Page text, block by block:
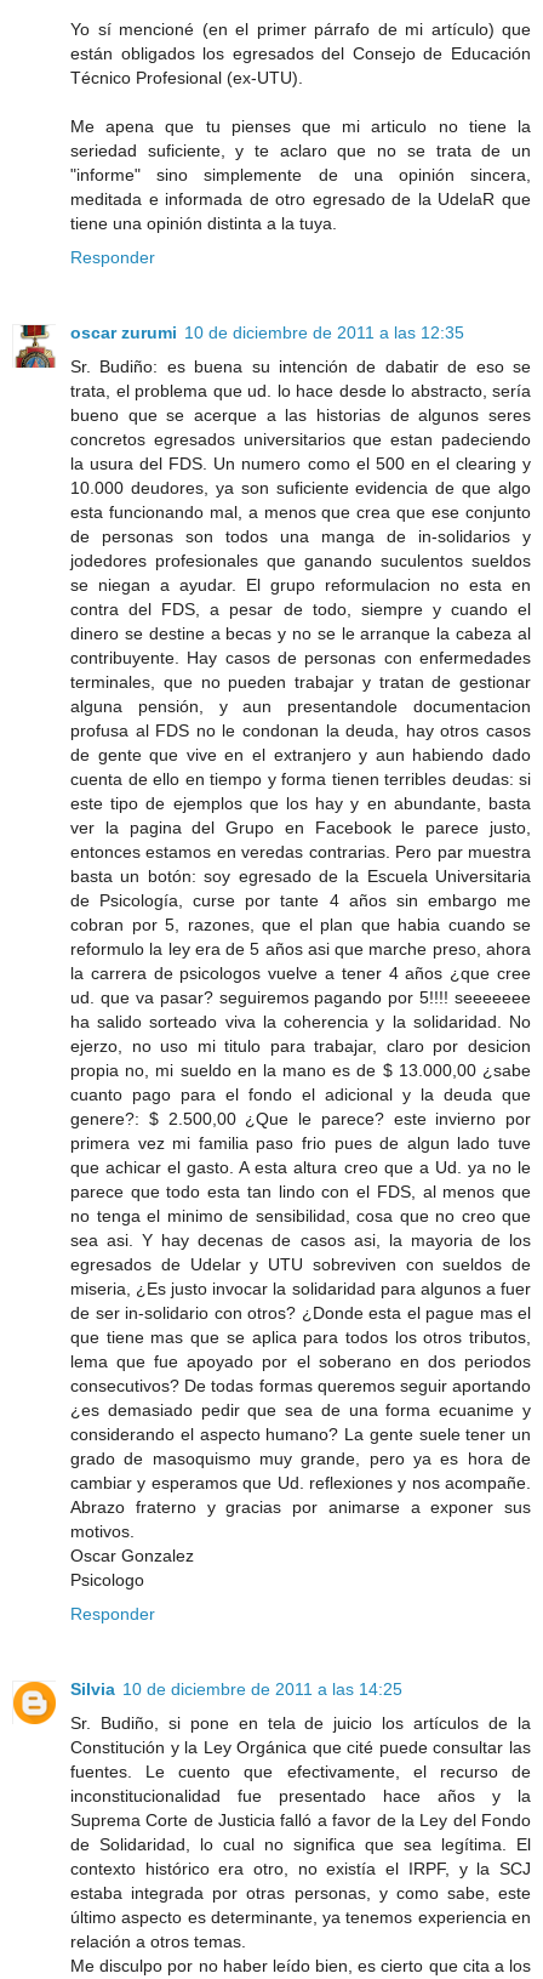
Yo sí mencioné (en el primer párrafo de mi artículo) que
están obligados los egresados del Consejo de Educación
Técnico Profesional (ex-UTU).
Me apena que tu pienses que mi articulo no tiene la
seriedad suficiente, y te aclaro que no se trata de un
"informe" sino simplemente de una opinión sincera,
meditada e informada de otro egresado de la UdelaR que
tiene una opinión distinta a la tuya.
Responder
oscar zurumi 10 de diciembre de 2011 a las 12:35
Sr. Budiño: es buena su intención de dabatir de eso se
trata, el problema que ud. lo hace desde lo abstracto, sería
bueno que se acerque a las historias de algunos seres
concretos egresados universitarios que estan padeciendo
la usura del FDS. Un numero como el 500 en el clearing y
10.000 deudores, ya son suficiente evidencia de que algo
esta funcionando mal, a menos que crea que ese conjunto
de personas son todos una manga de in-solidarios y
jodedores profesionales que ganando suculentos sueldos
se niegan a ayudar. El grupo reformulacion no esta en
contra del FDS, a pesar de todo, siempre y cuando el
dinero se destine a becas y no se le arranque la cabeza al
contribuyente. Hay casos de personas con enfermedades
terminales, que no pueden trabajar y tratan de gestionar
alguna pensión, y aun presentandole documentacion
profusa al FDS no le condonan la deuda, hay otros casos
de gente que vive en el extranjero y aun habiendo dado
cuenta de ello en tiempo y forma tienen terribles deudas: si
este tipo de ejemplos que los hay y en abundante, basta
ver la pagina del Grupo en Facebook le parece justo,
entonces estamos en veredas contrarias. Pero par muestra
basta un botón: soy egresado de la Escuela Universitaria
de Psicología, curse por tante 4 años sin embargo me
cobran por 5, razones, que el plan que habia cuando se
reformulo la ley era de 5 años asi que marche preso, ahora
la carrera de psicologos vuelve a tener 4 años ¿que cree
ud. que va pasar? seguiremos pagando por 5!!!! seeeeeee
ha salido sorteado viva la coherencia y la solidaridad. No
ejerzo, no uso mi titulo para trabajar, claro por desicion
propia no, mi sueldo en la mano es de $ 13.000,00 ¿sabe
cuanto pago para el fondo el adicional y la deuda que
genere?: $ 2.500,00 ¿Que le parece? este invierno por
primera vez mi familia paso frio pues de algun lado tuve
que achicar el gasto. A esta altura creo que a Ud. ya no le
parece que todo esta tan lindo con el FDS, al menos que
no tenga el minimo de sensibilidad, cosa que no creo que
sea asi. Y hay decenas de casos asi, la mayoria de los
egresados de Udelar y UTU sobreviven con sueldos de
miseria, ¿Es justo invocar la solidaridad para algunos a fuer
de ser in-solidario con otros? ¿Donde esta el pague mas el
que tiene mas que se aplica para todos los otros tributos,
lema que fue apoyado por el soberano en dos periodos
consecutivos? De todas formas queremos seguir aportando
¿es demasiado pedir que sea de una forma ecuanime y
considerando el aspecto humano? La gente suele tener un
grado de masoquismo muy grande, pero ya es hora de
cambiar y esperamos que Ud. reflexiones y nos acompañe.
Abrazo fraterno y gracias por animarse a exponer sus
motivos.
Oscar Gonzalez
Psicologo
Responder
Silvia 10 de diciembre de 2011 a las 14:25
Sr. Budiño, si pone en tela de juicio los artículos de la
Constitución y la Ley Orgánica que cité puede consultar las
fuentes. Le cuento que efectivamente, el recurso de
inconstitucionalidad fue presentado hace años y la
Suprema Corte de Justicia falló a favor de la Ley del Fondo
de Solidaridad, lo cual no significa que sea legítima. El
contexto histórico era otro, no existía el IRPF, y la SCJ
estaba integrada por otras personas, y como sabe, este
último aspecto es determinante, ya tenemos experiencia en
relación a otros temas.
Me disculpo por no haber leído bien, es cierto que cita a los